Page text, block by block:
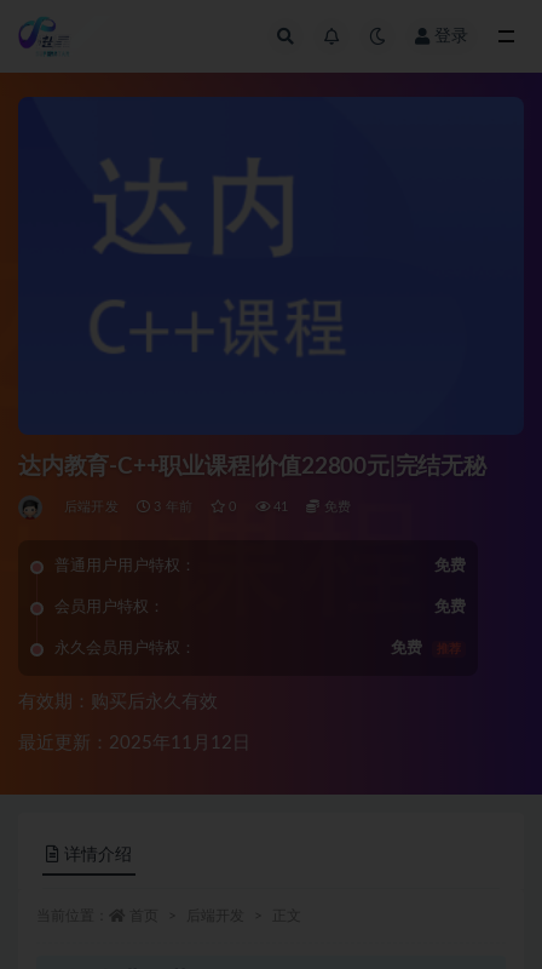
登录
达内教育-C++职业课程|价值22800元|完结无秘
后端开发 3 年前 0 41 免费
普通用户用户特权： 免费
会员用户特权： 免费
永久会员用户特权： 免费 推荐
有效期：购买后永久有效
最近更新：2025年11月12日
详情介绍